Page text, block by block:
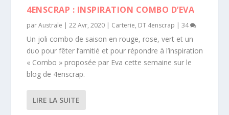
4ENSCRAP : INSPIRATION COMBO D’EVA
parAustrale |22 Avr, 2020 | Carterie, DT 4enscrap |34
Un joli combo de saison en rouge, rose, vert et un
duo pour fêter l’amitié et pour répondre à l’inspiration
« Combo » proposée par Eva cette semaine sur le
blog de 4enscrap.
LIRE LA SUITE